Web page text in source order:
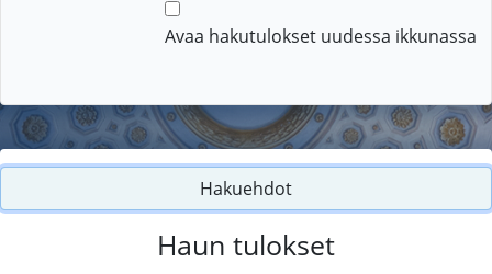
Avaa hakutulokset uudessa ikkunassa
Hakuehdot
Haun tulokset